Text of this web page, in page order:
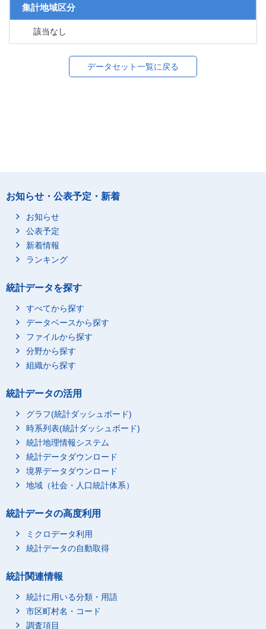
集計地域区分
該当なし
データセット一覧に戻る
お知らせ・公表予定・新着
お知らせ
公表予定
新着情報
ランキング
統計データを探す
すべてから探す
データベースから探す
ファイルから探す
分野から探す
組織から探す
統計データの活用
グラフ(統計ダッシュボード)
時系列表(統計ダッシュボード)
統計地理情報システム
統計データダウンロード
境界データダウンロード
地域（社会・人口統計体系）
統計データの高度利用
ミクロデータ利用
統計データの自動取得
統計関連情報
統計に用いる分類・用語
市区町村名・コード
調査項目